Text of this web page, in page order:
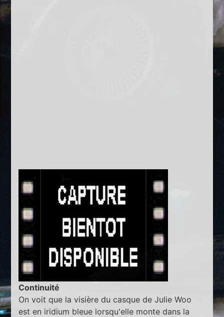
Continuité
On voit que la visière du casque de Julie Woo
est en iridium bleue lorsqu'elle monte dans la